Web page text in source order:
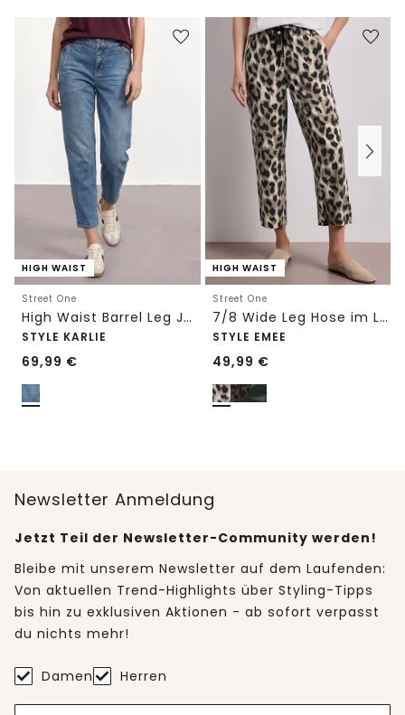
HIGH WAIST
Street One
High Waist Barrel Leg Jeans im Loose Fit
STYLE KARLIE
69,99 €
HIGH WAIST
Street One
7/8 Wide Leg Hose im Loose Fit mit Print
STYLE EMEE
49,99 €
Newsletter Anmeldung
Jetzt Teil der Newsletter-Community werden!
Bleibe mit unserem Newsletter auf dem Laufenden:
Von aktuellen Trend-Highlights über Styling-Tipps
bis hin zu exklusiven Aktionen - ab sofort verpasst
du nichts mehr!
Damen Herren